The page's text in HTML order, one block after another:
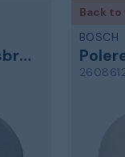
Filt poleringsbræt
Back to
BOSCH